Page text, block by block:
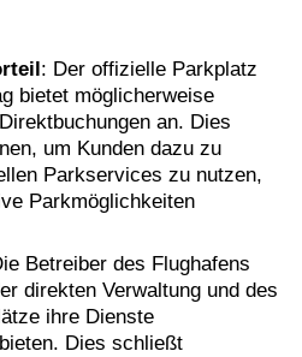
: Der offizielle Parkplatz
bietet möglicherweise
an. Dies
um Kunden dazu zu
Parkservices zu nutzen,
Parkmöglichkeiten
Betreiber des Flughafens
direkten Verwaltung und des
ihre Dienste
Dies schließt